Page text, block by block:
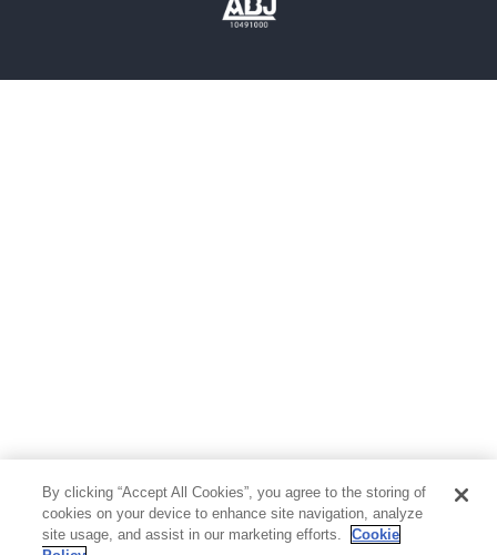
芸術・アート 映画・音楽・演劇
写真集 教養
By clicking “Accept All Cookies”, you agree to the storing of
cookies on your device to enhance site navigation, analyze
site usage, and assist in our marketing efforts.
Cookie